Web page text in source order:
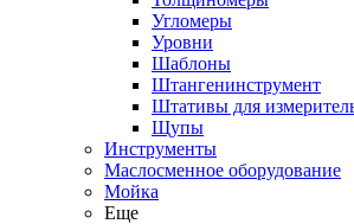
Угломеры
Уровни
Шаблоны
Штангенинструмент
Штативы для
Щупы
Инструменты
Маслосменное оборудование
Мойка
Еще